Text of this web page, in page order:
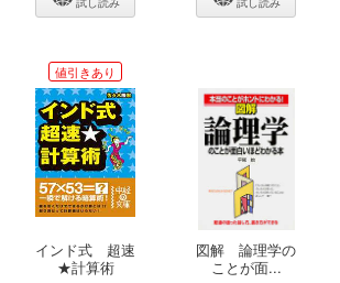
値引きあり
インド式 超速
★計算術
図解 論理学の
ことが面...